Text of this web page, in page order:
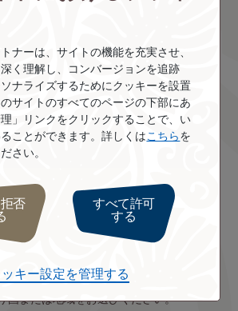
フィスの連絡先および営業時間をご確認い
国または地域をお選びください。
ナーは、サイトの機能を充実させ、
く理解し、コンバージョンを追跡
ナライズするためにクッキーを設置
サイトのすべてのページの下部にあ
」リンクをクリックすることで、い
ことができます。詳しくは こちら を
さい。
否
すべて許可
する
ッキー設定を管理する